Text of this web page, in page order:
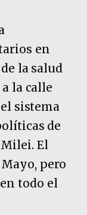
en
la salud
la calle
sistema
de
El
pero
todo el